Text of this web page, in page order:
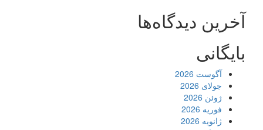
آخرین دیدگاه‌ها
بایگانی
آگوست 2026
جولای 2026
ژوئن 2026
فوریه 2026
ژانویه 2026